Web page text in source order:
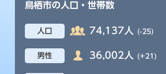
鳥栖市の人口・世帯数
人口 74,137人 (-25)
男性 36,002人 (+21)